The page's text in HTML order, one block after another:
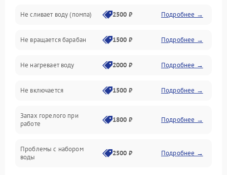
Водоснабжение
Слив
Программное обеспечение
Не сливает воду (помпа) 2500 ₽ Подробнее →
Не вращается барабан 1500 ₽ Подробнее →
Не нагревает воду 2000 ₽ Подробнее →
Не включается 1500 ₽ Подробнее →
Запах горелого при
работе
1800 ₽ Подробнее →
Проблемы с набором
воды
2500 ₽ Подробнее →